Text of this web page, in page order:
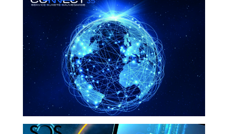
CONNECT 3S
SERVICES ET B2B